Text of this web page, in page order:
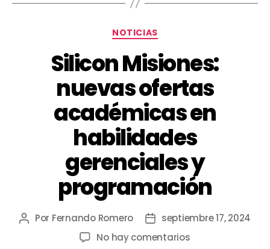
NOTICIAS
Silicon Misiones:
nuevas ofertas
académicas en
habilidades
gerenciales y
programación
Por Fernando Romero
septiembre 17, 2024
No hay comentarios